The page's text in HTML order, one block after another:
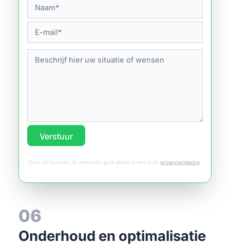
Verstuur
Door dit formulier te versturen ga je akkoord met onze privacyverklaring
06
Onderhoud en optimalisatie